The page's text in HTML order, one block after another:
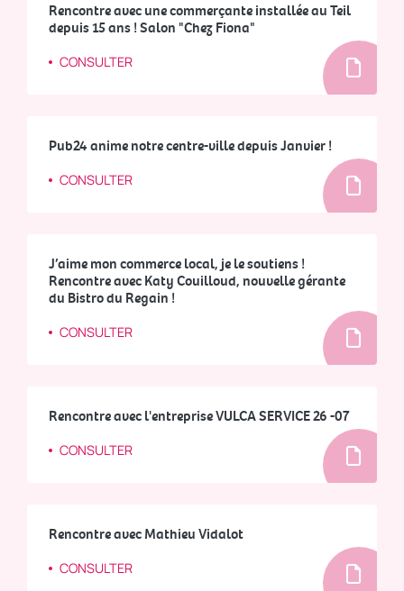
Rencontre avec une commerçante installée au Teil
depuis 15 ans ! Salon "Chez Fiona"
CONSULTER
Pub24 anime notre centre-ville depuis Janvier !
CONSULTER
J’aime mon commerce local, je le soutiens !
Rencontre avec Katy Couilloud, nouvelle gérante
du Bistro du Regain !
CONSULTER
Rencontre avec l'entreprise VULCA SERVICE 26 -07
CONSULTER
Rencontre avec Mathieu Vidalot
CONSULTER